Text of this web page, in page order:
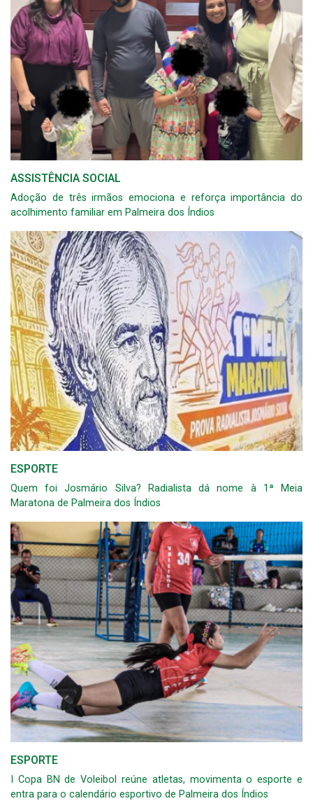
ASSISTÊNCIA SOCIAL
Adoção de três irmãos emociona e reforça importância do
acolhimento familiar em Palmeira dos Índios
ESPORTE
Quem foi Josmário Silva? Radialista dá nome à 1ª Meia
Maratona de Palmeira dos Índios
ESPORTE
I Copa BN de Voleibol reúne atletas, movimenta o esporte e
entra para o calendário esportivo de Palmeira dos Índios